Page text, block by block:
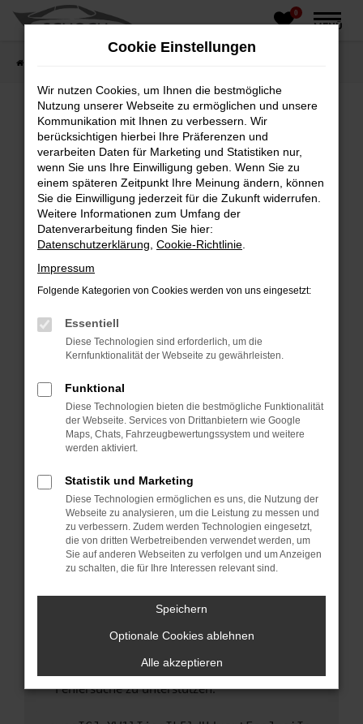
Zum
0
MENÜ
Fehler: Network Error
Beim Laden ist ein Fehler aufgetreten.
Hier sind ein paar Tipps, die dir helfen können:
Überprüfe deine Firewall und deine
Internetverbindung.
Laden andere Webseiten, zum Beispiel deine
Suchmaschine?
Prüfe deine Browsererweiterungen.
können das Laden bestimmter Seiten
verhindern. Funktioniert die Seite in einem
Fenster?
Starte dein Gerät neu.
Das kann manchmal helfen, vorübergehende
Probleme zu beheben.
Betriebssystem auf dem neuesten Stand
sind.
Veraltete Software birgt nicht nur ein
Sicherheitsrisiko, sondern kann auch dazu
führen, dass bestimmte Funktionen nicht mehr
unterstützt werden.
Wende dich an den Webseitenbetreiber.
Wenn du alle oben genannten Schritte versucht
hast, kontaktiere uns bitte. Wir werden
uns diesen Text schicken, um uns bei der
Fehlersuche zu unterstützen:
Cookie Einstellungen
Wir nutzen Cookies, um Ihnen die bestmögliche
Nutzung unserer Webseite zu ermöglichen und unsere
Kommunikation mit Ihnen zu verbessern. Wir
berücksichtigen hierbei Ihre Präferenzen und
verarbeiten Daten für Marketing und Statistiken nur,
wenn Sie uns Ihre Einwilligung geben. Wenn Sie zu
einem späteren Zeitpunkt Ihre Meinung ändern, können
Sie die Einwilligung jederzeit für die Zukunft widerrufen.
Weitere Informationen zum Umfang der
Datenverarbeitung finden Sie hier:
Datenschutzerklärung Cookie-Richtlinie
Impressum
Folgende Kategorien von Cookies werden von uns eingesetzt:
Essentiell
Diese Technologien sind erforderlich, um die
Kernfunktionalität der Webseite zu gewährleisten.
Funktional
Diese Technologien bieten die bestmögliche Funktionalität
der Webseite. Services von Drittanbietern wie Google
Maps, Chats, Fahrzeugbewertungssystem und weitere
werden aktiviert.
Statistik und Marketing
Diese Technologien ermöglichen es uns, die Nutzung der
Webseite zu analysieren, um die Leistung zu messen und
zu verbessern. Zudem werden Technologien eingesetzt,
die von dritten Werbetreibenden verwendet werden, um
Sie auf anderen Webseiten zu verfolgen und um Anzeigen
zu schalten, die für Ihre Interessen relevant sind.
Speichern
Optionale Cookies ablehnen
Alle akzeptieren